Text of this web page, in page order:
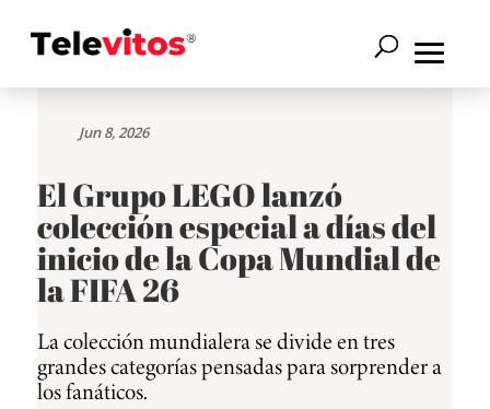
Jun 8, 2026
El Grupo LEGO lanzó
colección especial a días del
inicio de la Copa Mundial de
la FIFA 26
La colección mundialera se divide en tres
grandes categorías pensadas para sorprender a
los fanáticos.